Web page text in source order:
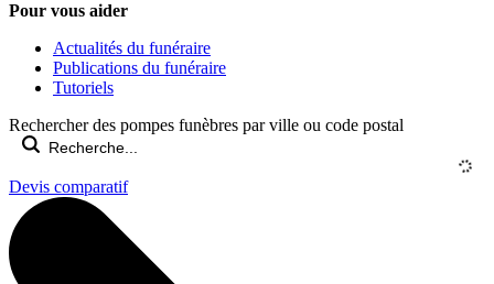
Pour vous aider
Actualités du funéraire
Publications du funéraire
Tutoriels
Rechercher des pompes funèbres par ville ou code postal
Devis comparatif